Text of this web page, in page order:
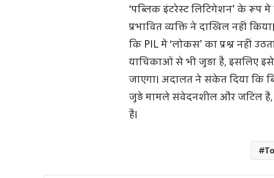
‘पब्लिक इंटरेस्ट लिटिगेशन’ के रूप
प्रभावित व्यक्ति ने दाखिल नहीं
कि PIL में ‘लोकस’ का प्रश्न नहीं
याचिकाओं से भी जुड़ा है, इसलिए
जाएगा। अदालत ने संकेत दिया कि
जुड़े मामले संवेदनशील और जटिल हैं,
हैं।